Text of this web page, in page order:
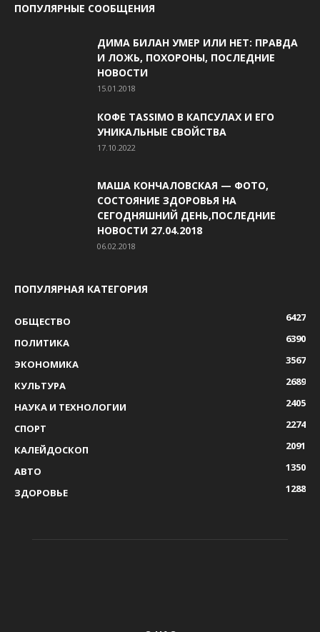
ПОПУЛЯРНЫЕ СООБЩЕНИЯ
ДИМА БИЛАН УМЕР ИЛИ НЕТ: ПРАВДА
И ЛОЖЬ, ПОХОРОНЫ, ПОСЛЕДНИЕ
НОВОСТИ
15.01.2018
КОФЕ TASSIMO В КАПСУЛАХ И ЕГО
УНИКАЛЬНЫЕ СВОЙСТВА
17.10.2022
МАША КОНЧАЛОВСКАЯ — ФОТО,
СОСТОЯНИЕ ЗДОРОВЬЯ НА
СЕГОДНЯШНИЙ ДЕНЬ,ПОСЛЕДНИЕ
НОВОСТИ 27.04.2018
06.02.2018
ПОПУЛЯРНАЯ КАТЕГОРИЯ
ОБЩЕСТВО
6427
ПОЛИТИКА
6390
ЭКОНОМИКА
3567
КУЛЬТУРА
2689
НАУКА И ТЕХНОЛОГИИ
2405
СПОРТ
2274
КАЛЕЙДОСКОП
2091
АВТО
1350
ЗДОРОВЬЕ
1288